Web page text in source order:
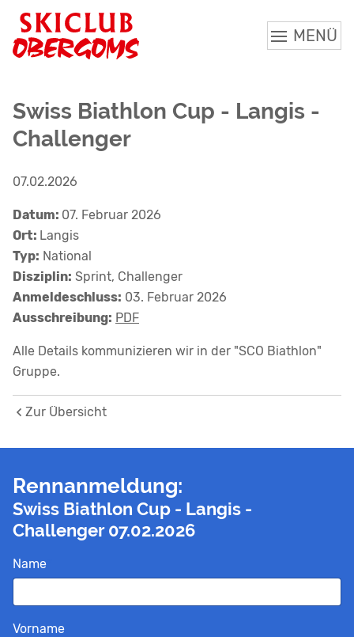
MENÜ
Swiss Biathlon Cup - Langis -
Challenger
07.02.2026
Datum: 07. Februar 2026
Ort: Langis
Typ: National
Disziplin: Sprint, Challenger
Anmeldeschluss: 03. Februar 2026
Ausschreibung: PDF
Alle Details kommunizieren wir in der "SCO Biathlon"
Gruppe.
Zur Übersicht
Rennanmeldung:
Swiss Biathlon Cup - Langis -
Challenger 07.02.2026
Pflichtfeld
Name
Pflichtfeld
Vorname